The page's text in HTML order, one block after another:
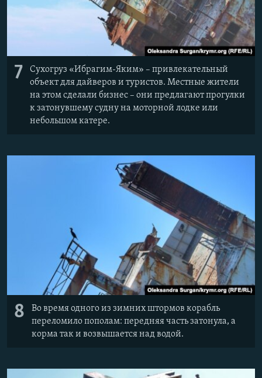
7
Сухогруз «Ибрагим-Яким» – привлекательный
объект для дайверов и туристов. Местные жители
на этом сделали бизнес – они предлагают прогулки
к затонувшему судну на моторной лодке или
небольшом катере.
8
Во время одного из зимних штормов корабль
переломило пополам: передняя часть затонула, а
корма так и возвышается над водой.